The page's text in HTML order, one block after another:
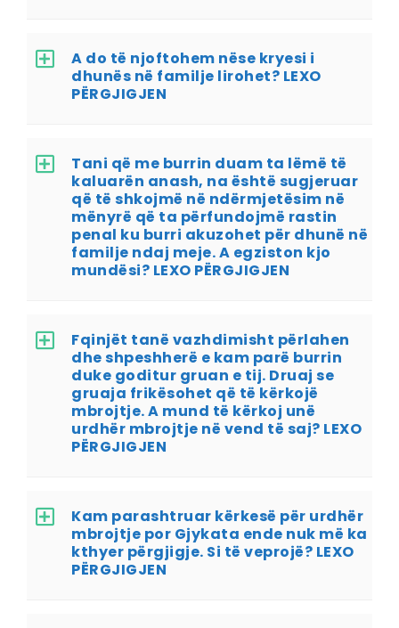
A do të njoftohem nëse kryesi i
dhunës në familje lirohet? LEXO
PËRGJIGJEN
Tani që me burrin duam ta lëmë të
kaluarën anash, na është sugjeruar
që të shkojmë në ndërmjetësim në
mënyrë që ta përfundojmë rastin
penal ku burri akuzohet për dhunë në
familje ndaj meje. A egziston kjo
mundësi? LEXO PËRGJIGJEN
Fqinjët tanë vazhdimisht përlahen
dhe shpeshherë e kam parë burrin
duke goditur gruan e tij. Druaj se
gruaja frikësohet që të kërkojë
mbrojtje. A mund të kërkoj unë
urdhër mbrojtje në vend të saj? LEXO
PËRGJIGJEN
Kam parashtruar kërkesë për urdhër
mbrojtje por Gjykata ende nuk më ka
kthyer përgjigje. Si të veprojë? LEXO
PËRGJIGJEN